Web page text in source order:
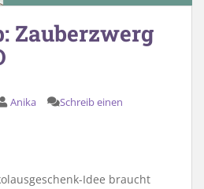
Zauberzwerg
Anika
Schreib einen
Idee braucht